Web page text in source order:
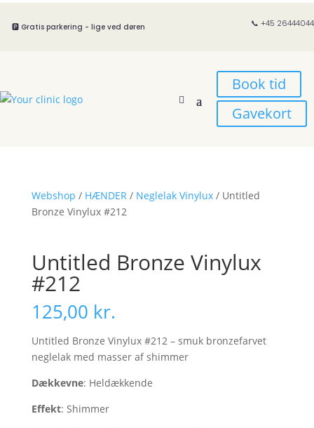
🅿️ Gratis parkering - lige ved døren 📞 +45 26444044
Book tid
Gavekort
Webshop / HÆNDER/ Neglelak Vinylux/ Untitled
Bronze Vinylux #212
Untitled Bronze Vinylux
#212
125,00 kr.
Untitled Bronze Vinylux #212 – smuk bronzefarvet
neglelak med masser af shimmer
Dækkevne: Heldækkende
Effekt: Shimmer